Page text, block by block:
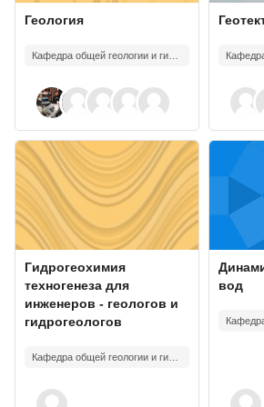
Изображение курса
Название курса
Геология
Изображение курса" Гидрогеохимия
Изображение курса
Название курса
Гидрогеохимия
техногенеза для
инженеров - геологов и
гидрогеологов
вод